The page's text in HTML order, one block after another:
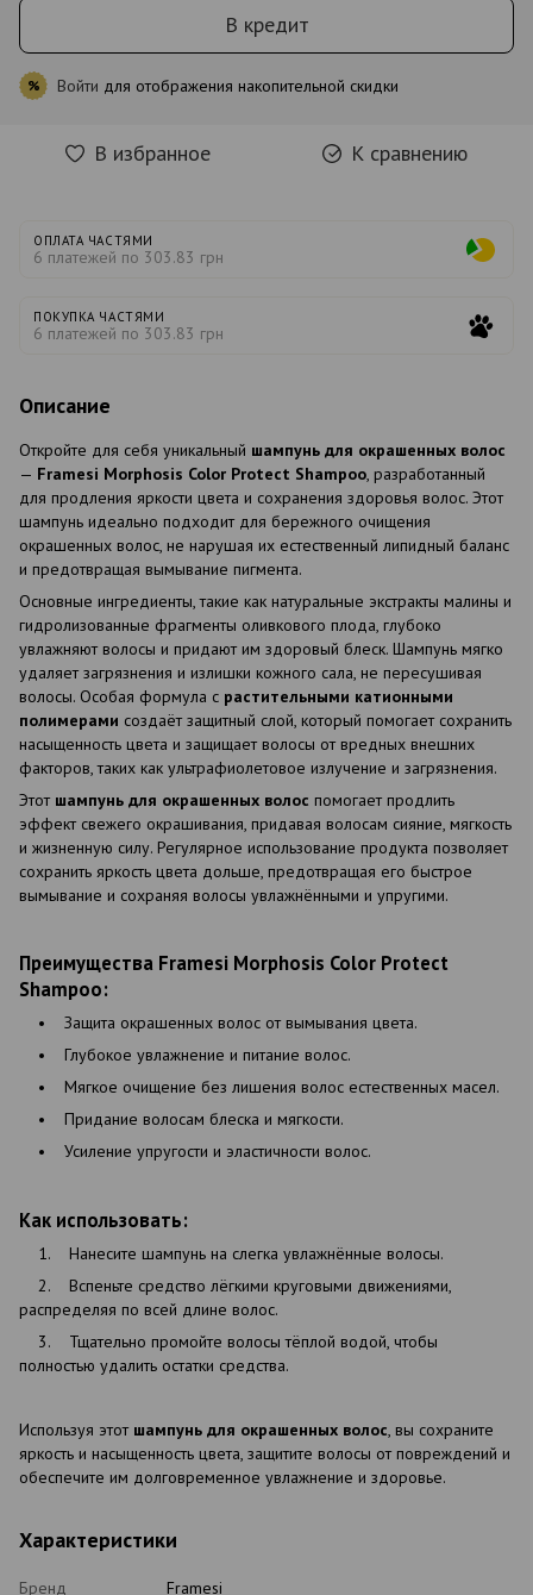
В кредит
% Войти для отображения накопительной скидки
В избранное К сравнению
ОПЛАТА ЧАСТЯМИ
6 платежей по 303.83 грн
ПОКУПКА ЧАСТЯМИ
6 платежей по 303.83 грн
Описание
Откройте для себя уникальный шампунь для окрашенных волос
— Framesi Morphosis Color Protect Shampoo , разработанный
для продления яркости цвета и сохранения здоровья волос. Этот
шампунь идеально подходит для бережного очищения
окрашенных волос, не нарушая их естественный липидный баланс
и предотвращая вымывание пигмента.
Основные ингредиенты, такие как натуральные экстракты малины и
гидролизованные фрагменты оливкового плода, глубоко
увлажняют волосы и придают им здоровый блеск. Шампунь мягко
удаляет загрязнения и излишки кожного сала, не пересушивая
волосы. Особая формула с растительными катионными
полимерами создаёт защитный слой, который помогает сохранить
насыщенность цвета и защищает волосы от вредных внешних
факторов, таких как ультрафиолетовое излучение и загрязнения.
Этот шампунь для окрашенных волос помогает продлить
эффект свежего окрашивания, придавая волосам сияние, мягкость
и жизненную силу. Регулярное использование продукта позволяет
сохранить яркость цвета дольше, предотвращая его быстрое
вымывание и сохраняя волосы увлажнёнными и упругими.
Преимущества Framesi Morphosis Color Protect
Shampoo:
• Защита окрашенных волос от вымывания цвета.
• Глубокое увлажнение и питание волос.
• Мягкое очищение без лишения волос естественных масел.
• Придание волосам блеска и мягкости.
• Усиление упругости и эластичности волос.
Как использовать:
1. Нанесите шампунь на слегка увлажнённые волосы.
2. Вспеньте средство лёгкими круговыми движениями,
распределяя по всей длине волос.
3. Тщательно промойте волосы тёплой водой, чтобы
полностью удалить остатки средства.
Используя этот шампунь для окрашенных волос, вы сохраните
яркость и насыщенность цвета, защитите волосы от повреждений и
обеспечите им долговременное увлажнение и здоровье.
Характеристики
Бренд Framesi